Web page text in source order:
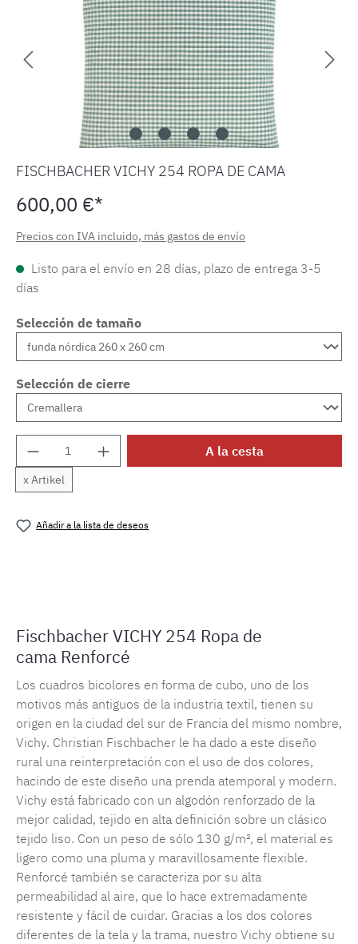
FISCHBACHER VICHY 254 ROPA DE CAMA
600,00 €*
Precios con IVA incluido, más gastos de envío
Listo para el envío en 28 días, plazo de entrega 3-5
días
Selección de tamaño
Selección de cierre
Cantidad del producto: introduce la
x Artikel
A la cesta
Añadir a la lista de deseos
Fischbacher VICHY 254 Ropa de
cama Renforcé
Los cuadros bicolores en forma de cubo, uno de los
motivos más antiguos de la industria textil, tienen su
origen en la ciudad del sur de Francia del mismo nombre,
Vichy. Christian Fischbacher le ha dado a este diseño
rural una reinterpretación con el uso de dos colores,
hacindo de este diseño una prenda atemporal y modern.
Vichy está fabricado con un algodón renforzado de la
mejor calidad, tejido en alta definición sobre un clásico
tejido liso. Con un peso de sólo 130 g/m², el material es
ligero como una pluma y maravillosamente flexible.
Renforcé también se caracteriza por su alta
permeabilidad al aire, que lo hace extremadamente
resistente y fácil de cuidar. Gracias a los dos colores
diferentes de la tela y la trama, nuestro Vichy obtiene su